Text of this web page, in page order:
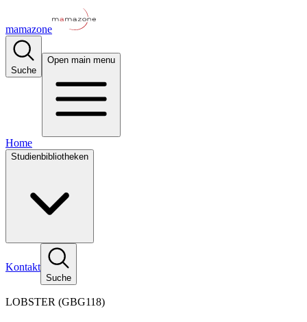
mamazone
Suche
Open main menu
Home
Studienbibliotheken
Kontakt
Suche
LOBSTER (GBG118)